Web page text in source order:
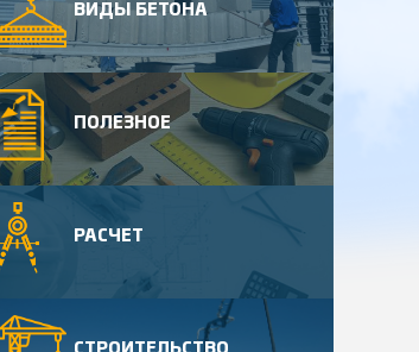
ВИДЫ БЕТОНА
ПОЛЕЗНОЕ
РАСЧЕТ